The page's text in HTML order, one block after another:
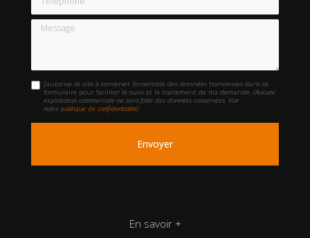
Message
J'autorise ce site à conserver l'ensemble des données transmises dans ce
formulaire pour faciliter le suivi et le traitement de ma demande.(Aucune
exploitation commerciale ne sera faite des données conservées. Voir
notrepolitique de confidentialité)
En savoir +